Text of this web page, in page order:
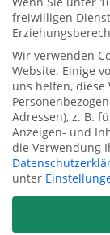
Mit dem Auftrag
verbunden: Zum einen
im Amt sowie der
mündete in einer
AfA. Zum
Betriebsformen für
ersten
konnten in
freiwilligen
Wir verwenden
Website. Einige
uns helfen,
Adressen), z. B.
Anzeigen- und
die Verwendung
unter